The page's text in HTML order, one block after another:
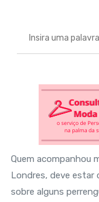
Quem acompanhou
Londres, deve estar
sobre alguns